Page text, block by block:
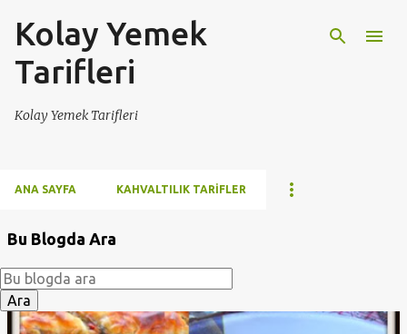
Ana içeriğe atla
Kolay Yemek
Tarifleri
Kolay Yemek Tarifleri
ANA SAYFA KAHVALTILIK TARIFLER
a
y
Bu Blogda Ara